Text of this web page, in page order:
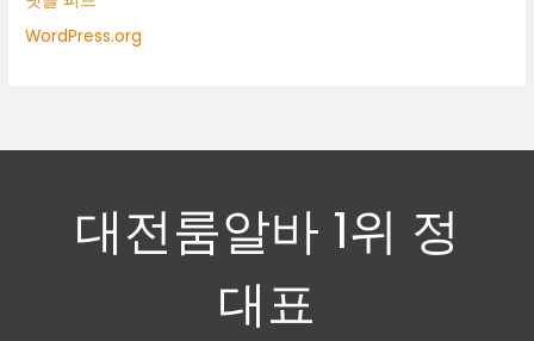
WordPress.org
대전룸알바 1위 정
대표